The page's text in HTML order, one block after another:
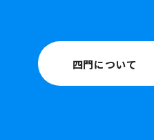
四門について